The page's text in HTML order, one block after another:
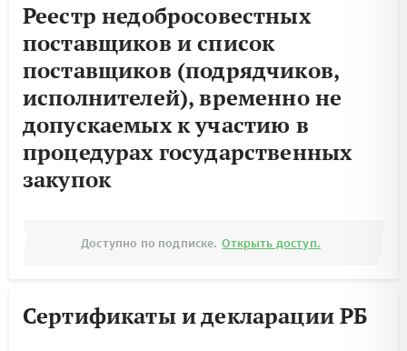
Реестр недобросовестных
поставщиков и список
поставщиков (подрядчиков,
исполнителей), временно не
допускаемых к участию в
процедурах государственных
закупок
Доступно по подписке. Открыть доступ.
Сертификаты и декларации РБ